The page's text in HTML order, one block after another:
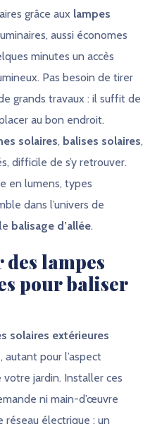
grâce aux lampes
aussi économes
minutes un accès
Pas besoin de tirer
grands travaux : il suffit de
au bon endroit.
solaires, balises solaires,
difficile de s’y retrouver.
en lumens, types
dans l’univers de
balisage d’allée.
lampes
pour baliser
solaires extérieures
pour l’aspect
jardin. Installer ces
ni main-d’œuvre
réseau électrique : un